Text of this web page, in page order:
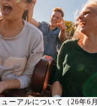
ーアルについて（26年6月